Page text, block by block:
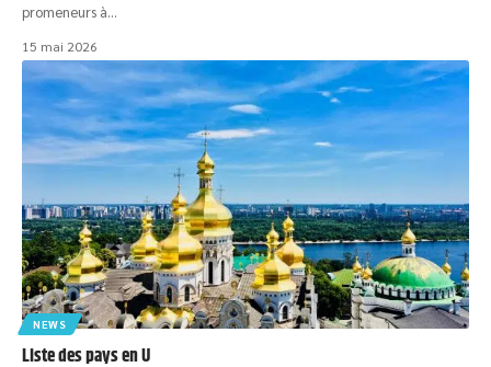
promeneurs à…
15 mai 2026
NEWS
Liste des pays en U